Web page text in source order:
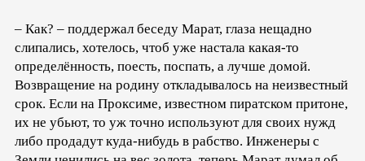
– Как? – поддержал беседу Марат, глаза нещадно
слипались, хотелось, чтоб уже настала какая-то
определённость, поесть, поспать, а лучше домой.
Возвращение на родину откладывалось на неизвестный
срок. Если на Проксиме, известном пиратском притоне,
их не убьют, то уж точно используют для своих нужд
либо продадут куда-нибудь в рабство. Инженеры с